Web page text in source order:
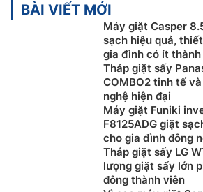
BÀI VIẾT MỚI
Máy giặt Casper
sạch hiệu quả,
gia đình có ít
Tháp giặt sấy
COMBO2 tinh tế
nghệ hiện đại
Máy giặt Funiki
F8125ADG giặt
cho gia đình đông
Tháp giặt sấy LG
lượng giặt sấy lớn
đông thành viên